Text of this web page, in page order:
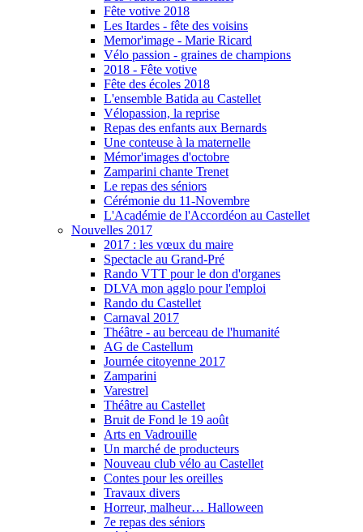
Fête votive 2018
Les Itardes - fête des voisins
Memor'image - Marie Ricard
Vélo passion - graines de champions
2018 - Fête votive
Fête des écoles 2018
L'ensemble Batida au Castellet
Vélopassion, la reprise
Repas des enfants aux Bernards
Une conteuse à la maternelle
Mémor'images d'octobre
Zamparini chante Trenet
Le repas des séniors
Cérémonie du 11-Novembre
L'Académie de l'Accordéon au Castellet
Nouvelles 2017
2017 : les vœux du maire
Spectacle au Grand-Pré
Rando VTT pour le don d'organes
DLVA mon agglo pour l'emploi
Rando du Castellet
Carnaval 2017
Théâtre - au berceau de l'humanité
AG de Castellum
Journée citoyenne 2017
Zamparini
Varestrel
Théâtre au Castellet
Bruit de Fond le 19 août
Arts en Vadrouille
Un marché de producteurs
Nouveau club vélo au Castellet
Contes pour les oreilles
Travaux divers
Horreur, malheur… Halloween
7e repas des séniors